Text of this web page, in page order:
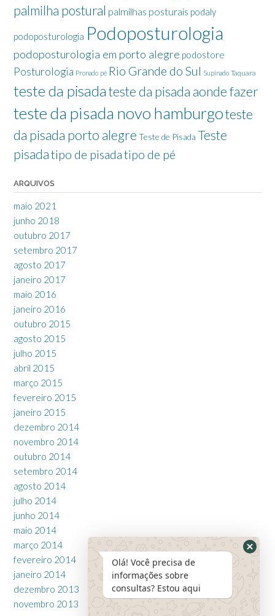
palmilha postural palmilhas posturais podaly
podoposturologia Podoposturologia
podoposturologia em porto alegre podostore
Posturologia Pronado pé Rio Grande do Sul Supinado Taquara
teste da pisadateste da pisada aonde fazer
teste da pisada novo hamburgoteste
da pisada porto alegre Teste de Pisada Teste
pisadatipo de pisadatipo de pé
ARQUIVOS
maio 2021
junho 2018
outubro 2017
setembro 2017
agosto 2017
janeiro 2017
maio 2016
janeiro 2016
outubro 2015
agosto 2015
julho 2015
abril 2015
março 2015
fevereiro 2015
janeiro 2015
dezembro 2014
novembro 2014
outubro 2014
setembro 2014
agosto 2014
julho 2014
junho 2014
maio 2014
março 2014
fevereiro 2014
janeiro 2014
dezembro 2013
novembro 2013
Olá! Você precisa de
informações sobre
consultas? Estou aqui